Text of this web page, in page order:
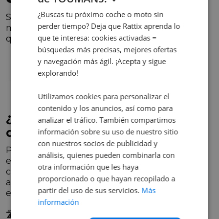
Si el embrague presenta problemas,
manifestará señales de mal funcionamiento
que podrían incluir:
Ruidos o crujidos.
Un pedal de embrague suave.
Fricción defectuosa.
¿Cómo comprobar el estado
del embrague?
Para llevar a cabo una revisión precisa del
embrague, es importante tener en cuenta
ciertos aspectos clave. Aquí te presentamos
algunos pasos para verificar el estado del
embrague de tu automóvil:
🛣
¿Buscas tu próximo coche o moto sin
perder tiempo? Deja que Rattix aprenda lo
que te interesa: cookies activadas =
búsquedas más precisas, mejores ofertas
y navegación más ágil. ¡Acepta y sigue
explorando!
Utilizamos cookies para personalizar el
contenido y los anuncios, así como para
analizar el tráfico. También compartimos
información sobre su uso de nuestro sitio
con nuestros socios de publicidad y
análisis, quienes pueden combinarla con
otra información que les haya
proporcionado o que hayan recopilado a
partir del uso de sus servicios. Más
información